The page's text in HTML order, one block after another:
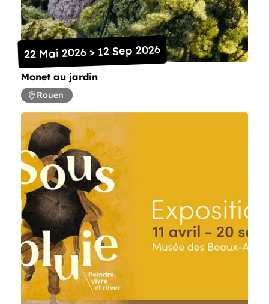
Monet au jardin
22 Mai 2026 > 12 Sep 2026
Rouen